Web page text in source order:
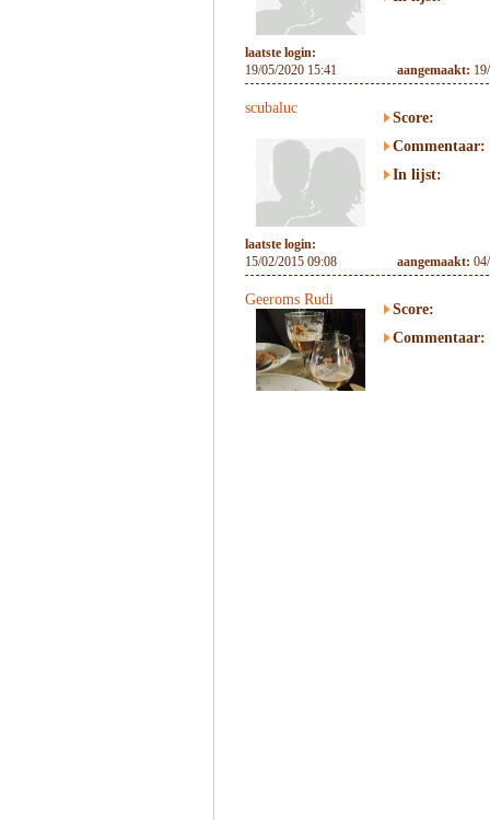
laatste login:
19/05/2020 15:41
aangemaakt:
scubaluc
Score:
Commentaar:
In lijst:
laatste login:
15/02/2015 09:08
aangemaakt:
Geeroms Rudi
Score:
Commentaar: